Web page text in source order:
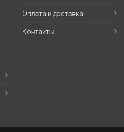
Оплата и доставка
Контакты